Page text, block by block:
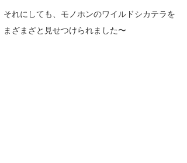
それにしても、モノホンのワイルドシカテラを
まざまざと見せつけられました〜
waka☆=
YUKI☆